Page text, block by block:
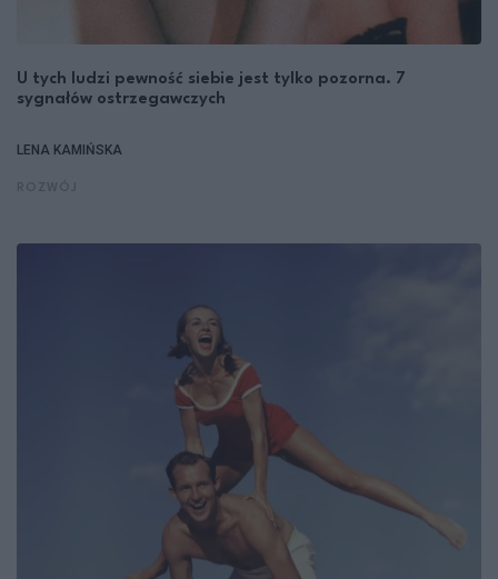
U tych ludzi pewność siebie jest tylko pozorna. 7
sygnałów ostrzegawczych
LENA KAMIŃSKA